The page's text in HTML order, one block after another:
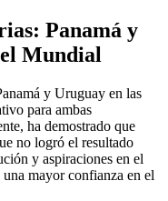
Panamá y
Mundial
y Uruguay en las
para ambas
ha demostrado que
no logró el resultado
y aspiraciones en el
mayor confianza en el